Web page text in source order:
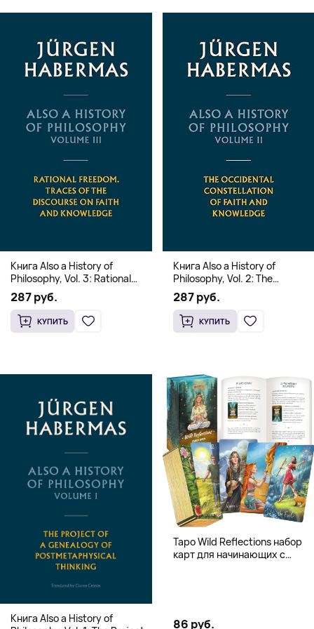
Книга Also a History of
Philosophy, Vol. 3: Rational
Freedom. Traces of the
Discourse on Faith and
Knowledge (Твердый
переплет)
287 руб.
КУПИТЬ
Книга Also a History of
Philosophy, Vol. 2: The
Occidental Constellation of
Faith and Knowledge
(Твердый переплет)
287 руб.
КУПИТЬ
Книга Also a History of
Таро Wild Reflections набор
карт для начинающих с
86 руб.